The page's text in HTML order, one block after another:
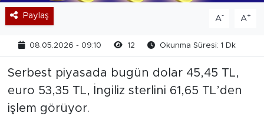
Paylaş A- A+
08.05.2026 - 09:10 12 Okunma Süresi: 1 Dk
Serbest piyasada bugün dolar 45,45 TL,
euro 53,35 TL, İngiliz sterlini 61,65 TL’den
işlem görüyor.